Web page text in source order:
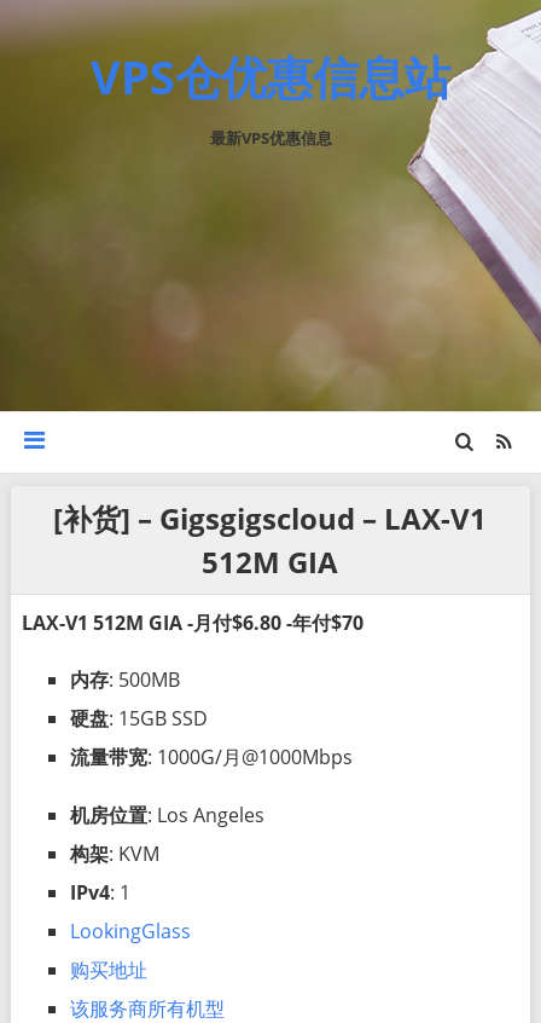
VPS仓优惠信息站
最新VPS优惠信息
[补货] – Gigsgigscloud – LAX-V1
512M GIA
LAX-V1 512M GIA -月付$6.80 -年付$70
内存: 500MB
硬盘: 15GB SSD
流量带宽: 1000G/月@1000Mbps
机房位置: Los Angeles
构架: KVM
IPv4: 1
LookingGlass
购买地址
该服务商所有机型